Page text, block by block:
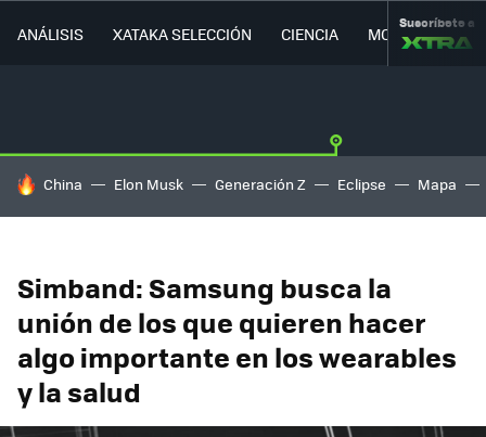
ANÁLISIS XATAKA SELECCIÓN CIENCIA MOVILIDAD
Suscríbete a
HOY SE HABLA DE
China Elon Musk Generación Z Eclipse Mapa
Simband: Samsung busca la
unión de los que quieren hacer
algo importante en los wearables
y la salud